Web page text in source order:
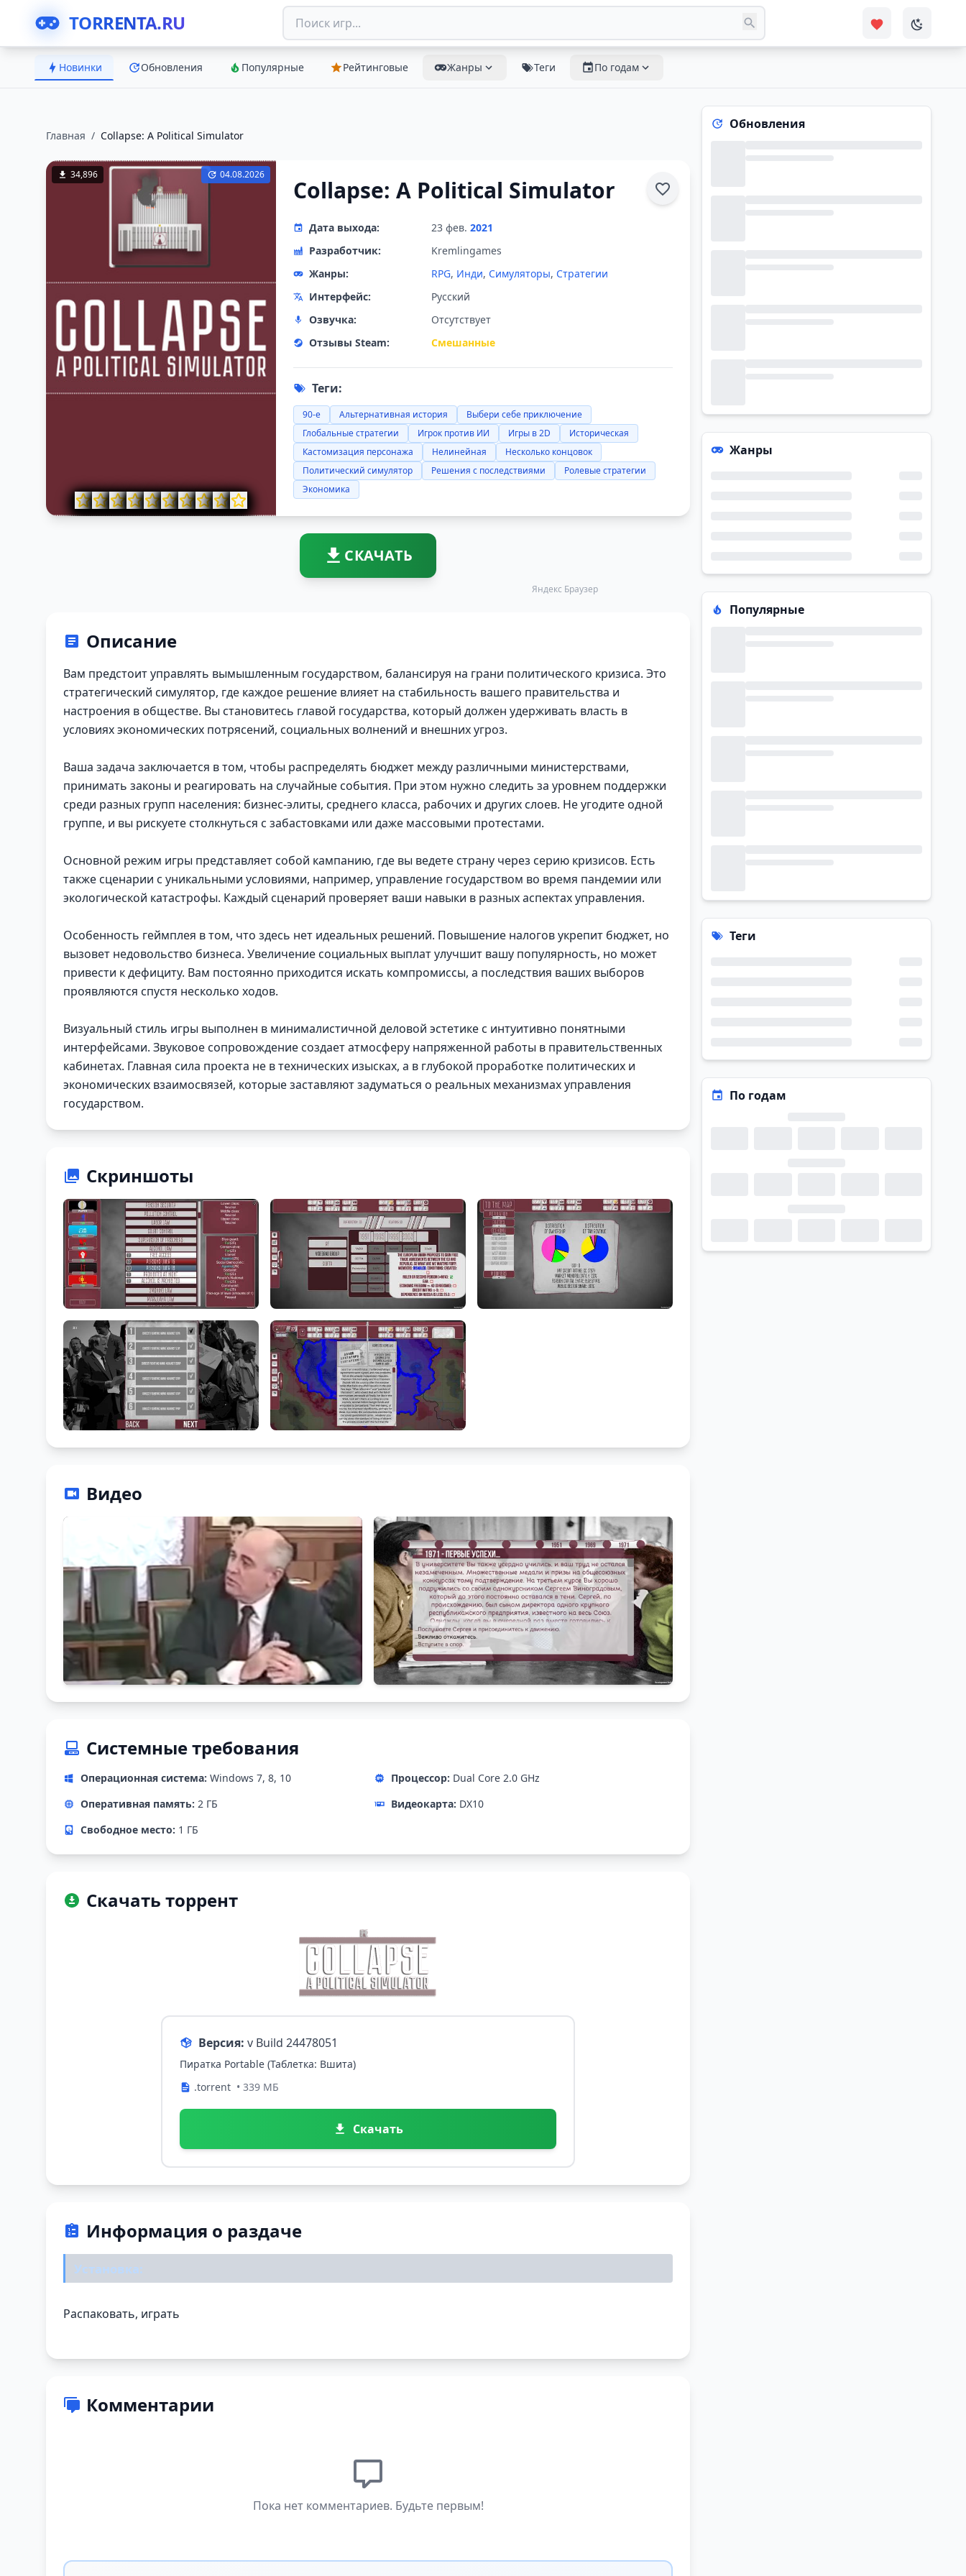
TORRENTA.RU
Новинки Обновления Популярные Рейтинговые Жанры Теги По годам
Главная / Collapse: A Political Simulator
34,896 04.08.2026
Collapse: A Political Simulator
Дата выхода: 23 фев. 2021
Разработчик:
Kremlingames
Жанры:
RPG, Инди, Симуляторы, Стратегии
Интерфейс:
Русский
Озвучка:
Отсутствует
Отзывы Steam:
Смешанные
Теги:
90-е Альтернативная история
Выбери себе приключение
Глобальные стратегии
Игрок против ИИ Игры в 2D
Историческая
Кастомизация персонажа
Нелинейная
Несколько концовок
Политический симулятор
Решения с последствиями
Ролевые стратегии
Экономика
СКАЧАТЬ
Яндекс Браузер
Описание
Вам предстоит управлять вымышленным государством, балансируя на грани политического кризиса. Это
стратегический симулятор, где каждое решение влияет на стабильность вашего правительства и
настроения в обществе. Вы становитесь главой государства, который должен удерживать власть в
условиях экономических потрясений, социальных волнений и внешних угроз.
Ваша задача заключается в том, чтобы распределять бюджет между различными министерствами,
принимать законы и реагировать на случайные события. При этом нужно следить за уровнем поддержки
среди разных групп населения: бизнес-элиты, среднего класса, рабочих и других слоев. Не угодите одной
группе, и вы рискуете столкнуться с забастовками или даже массовыми протестами.
Основной режим игры представляет собой кампанию, где вы ведете страну через серию кризисов. Есть
также сценарии с уникальными условиями, например, управление государством во время пандемии или
экологической катастрофы. Каждый сценарий проверяет ваши навыки в разных аспектах управления.
Особенность геймплея в том, что здесь нет идеальных решений. Повышение налогов укрепит бюджет, но
вызовет недовольство бизнеса. Увеличение социальных выплат улучшит вашу популярность, но может
привести к дефициту. Вам постоянно приходится искать компромиссы, а последствия ваших выборов
проявляются спустя несколько ходов.
Визуальный стиль игры выполнен в минималистичной деловой эстетике с интуитивно понятными
интерфейсами. Звуковое сопровождение создает атмосферу напряженной работы в правительственных
кабинетах. Главная сила проекта не в технических изысках, а в глубокой проработке политических и
экономических взаимосвязей, которые заставляют задуматься о реальных механизмах управления
государством.
Скриншоты
Видео
Системные требования
Операционная система: Windows 7, 8, 10 Процессор: Dual Core 2.0 GHz
Оперативная память: 2 ГБ Видеокарта: DX10
Свободное место: 1 ГБ
Скачать торрент
Версия: v Build 24478051
Пиратка Portable (Таблетка: Вшита)
.torrent • 339 МБ
Скачать
Информация о раздаче
Установка:
Распаковать, играть
Комментарии
Пока нет комментариев. Будьте первым!
Обновления
Жанры
Популярные
Теги
По годам